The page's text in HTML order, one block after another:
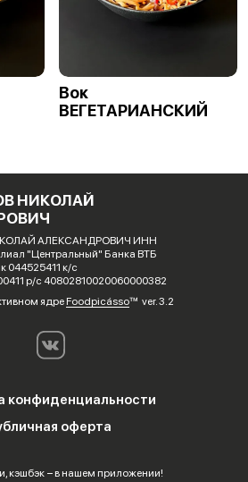
Вок
ВЕГЕТАРИАНСКИЙ
НИКОЛАЙ
АЛЕКСАНДРОВИЧ ИНН
"Центральный" Банка ВТБ
044525411 к/с
р/с 40802810020060000382
ядре Foodpicássover. 3.2
конфиденциальности
оферта
кэшбэк − в нашем приложении!